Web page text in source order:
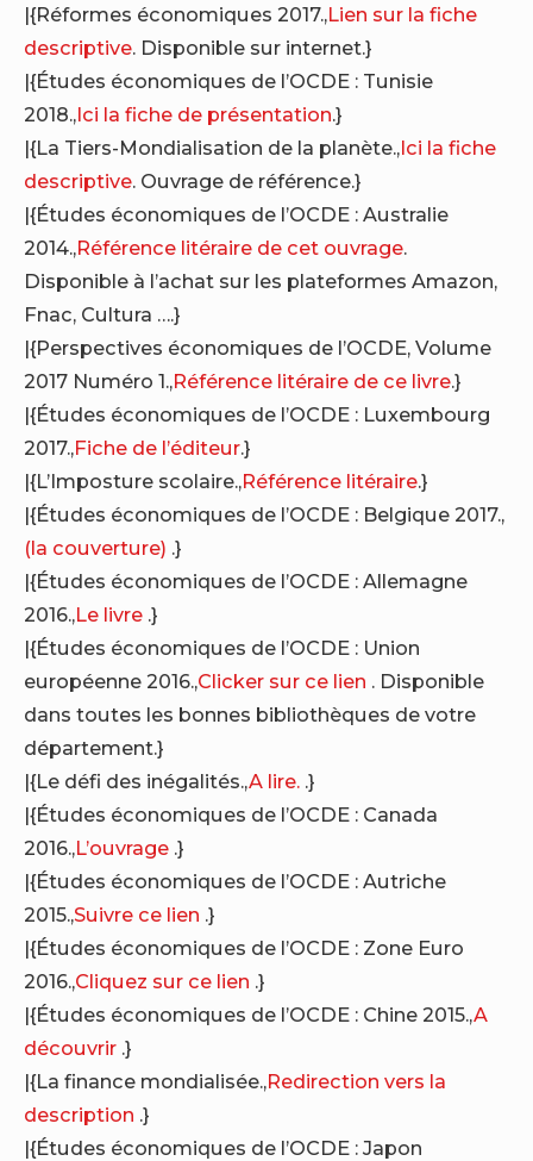
|{Réformes économiques 2017.,Lien sur la fiche
descriptive. Disponible sur internet.}
|{Études économiques de l’OCDE : Tunisie
2018.,Ici la fiche de présentation.}
|{La Tiers-Mondialisation de la planète.,Ici la fiche
descriptive. Ouvrage de référence.}
|{Études économiques de l’OCDE : Australie
2014.,Référence litéraire de cet ouvrage.
Disponible à l’achat sur les plateformes Amazon,
Fnac, Cultura ….}
|{Perspectives économiques de l’OCDE, Volume
2017 Numéro 1.,Référence litéraire de ce livre.}
|{Études économiques de l’OCDE : Luxembourg
2017.,Fiche de l’éditeur.}
|{L’Imposture scolaire.,Référence litéraire.}
|{Études économiques de l’OCDE : Belgique 2017.,
(la couverture) .}
|{Études économiques de l’OCDE : Allemagne
2016.,Le livre .}
|{Études économiques de l’OCDE : Union
européenne 2016.,Clicker sur ce lien . Disponible
dans toutes les bonnes bibliothèques de votre
département.}
|{Le défi des inégalités.,A lire. .}
|{Études économiques de l’OCDE : Canada
2016.,L’ouvrage .}
|{Études économiques de l’OCDE : Autriche
2015.,Suivre ce lien .}
|{Études économiques de l’OCDE : Zone Euro
2016.,Cliquez sur ce lien .}
|{Études économiques de l’OCDE : Chine 2015.,A
découvrir .}
|{La finance mondialisée.,Redirection vers la
description .}
|{Études économiques de l’OCDE : Japon